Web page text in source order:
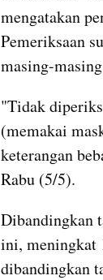
mengatakan
Pemeriksaan
masing-
"Tidak
(memakai
keterangan
Rabu (5/5).
Dibandingkan
ini, meningkat
dibandingkan